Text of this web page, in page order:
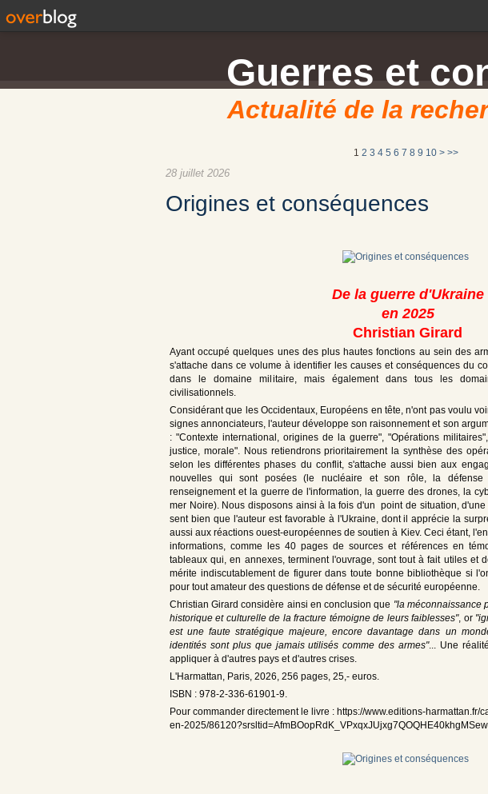
Guerres et
Actualité de la
1 2 3 4 5 6 7 8 9 10 20
> >>
28 juillet 2026
Origines et conséquences
De la guerre d'Ukraine
en 2025
Christian Girard
Ayant occupé quelques unes des plus hautes fonctions au sein des
s'attache dans ce volume à identifier les causes et conséquences du
dans le domaine militaire, mais également dans tous les
civilisationnels.
Considérant que les Occidentaux, Européens en tête, n'ont pas voulu
signes annonciateurs, l'auteur développe son raisonnement et son
: "Contexte international, origines de la guerre", "Opérations
justice, morale". Nous retiendrons prioritairement la synthèse des
selon les différentes phases du conflit, s'attache aussi bien aux
nouvelles qui sont posées (le nucléaire et son rôle, la défense
renseignement et la guerre de l'information, la guerre des drones, la
mer Noire). Nous disposons ainsi à la fois d'un point de situation, d'une
sent bien que l'auteur est favorable à l'Ukraine, dont il apprécie la
aussi aux réactions ouest-européennes de soutien à Kiev. Ceci étant,
informations, comme les 40 pages de sources et références en
tableaux qui, en annexes, terminent l'ouvrage, sont tout à fait utiles et
mérite indiscutablement de figurer dans toute bonne bibliothèque si
pour tout amateur des questions de défense et de sécurité européenne.
Christian Girard considère ainsi en conclusion que "la méconnaissance
historique et culturelle de la fracture témoigne de leurs faiblesses", or
est une faute stratégique majeure, encore davantage dans un
identités sont plus que jamais utilisés comme des armes"... Une
appliquer à d'autres pays et d'autres crises.
L'Harmattan, Paris, 2026, 256 pages, 25,- euros.
ISBN : 978-2-336-61901-9.
Pour commander directement le livre : https://www.editions-
en-2025/